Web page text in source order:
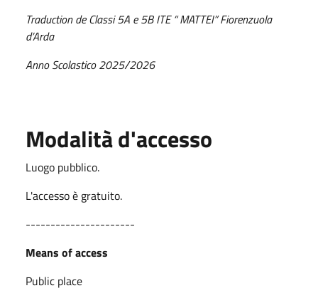
Traduction de Classi 5A e 5B ITE “ MATTEI” Fiorenzuola
d’Arda
Anno Scolastico 2025/2026
Modalità d'accesso
Luogo pubblico.
L'accesso è gratuito.
----------------------
Means of access
Public place